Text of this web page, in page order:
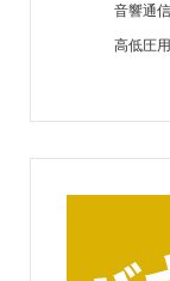
音響通
高低圧